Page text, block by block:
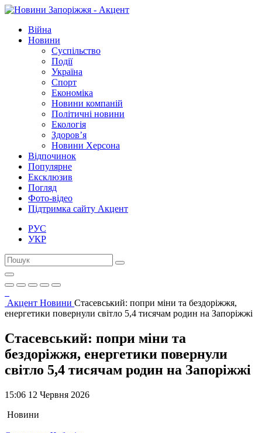
Війна
Новини
Суспільство
Події
Україна
Спорт
Економіка
Новини компаній
Політичні новини
Екологія
Здоров’я
Новини Херсона
Відпочинок
Популярне
Ексклюзив
Погляд
Фото-відео
Підтримка сайту Акцент
РУС
УКР
Акцент Новини Стасевський: попри міни та бездоріжжя,
енергетики повернули світло 5,4 тисячам родин на Запоріжжі
Стасевський: попри міни та
бездоріжжя, енергетики повернули
світло 5,4 тисячам родин на Запоріжжі
15:06 12 Червня 2026
Новини